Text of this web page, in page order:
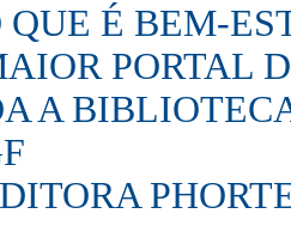
QUE É BEM-
PORTAL
A